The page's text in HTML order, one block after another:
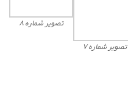
تصویر شماره ۷
تصویر شماره ۸